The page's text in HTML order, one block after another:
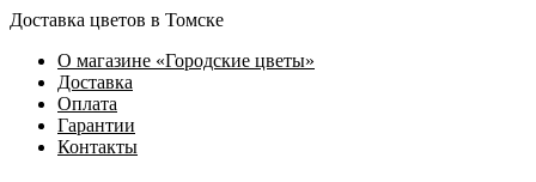
Доставка цветов в Томске
О магазине «Городские цветы»
Доставка
Оплата
Гарантии
Контакты